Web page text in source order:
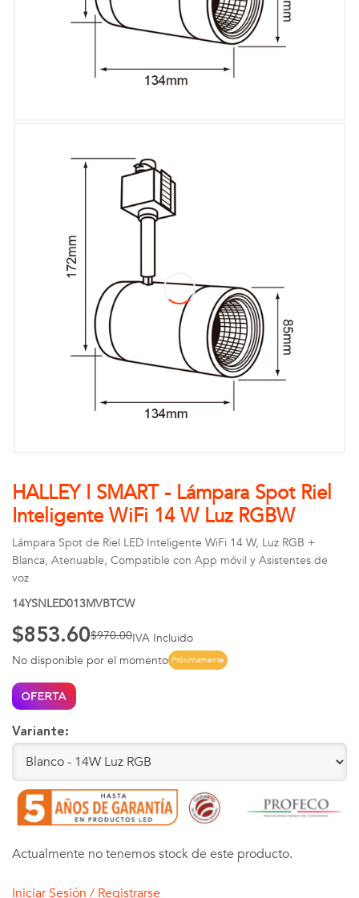
HALLEY I SMART - Lámpara Spot Riel
Inteligente WiFi 14 W Luz RGBW
Lámpara Spot de Riel LED Inteligente WiFi 14 W, Luz RGB +
Blanca, Atenuable, Compatible con App móvil y Asistentes de
voz
14YSNLED013MVBTCW
$853.60$970.00IVA Incluido
No disponible por el momento Próximamente
Variante:
Actualmente no tenemos stock de este producto.
Iniciar Sesión / Registrarse